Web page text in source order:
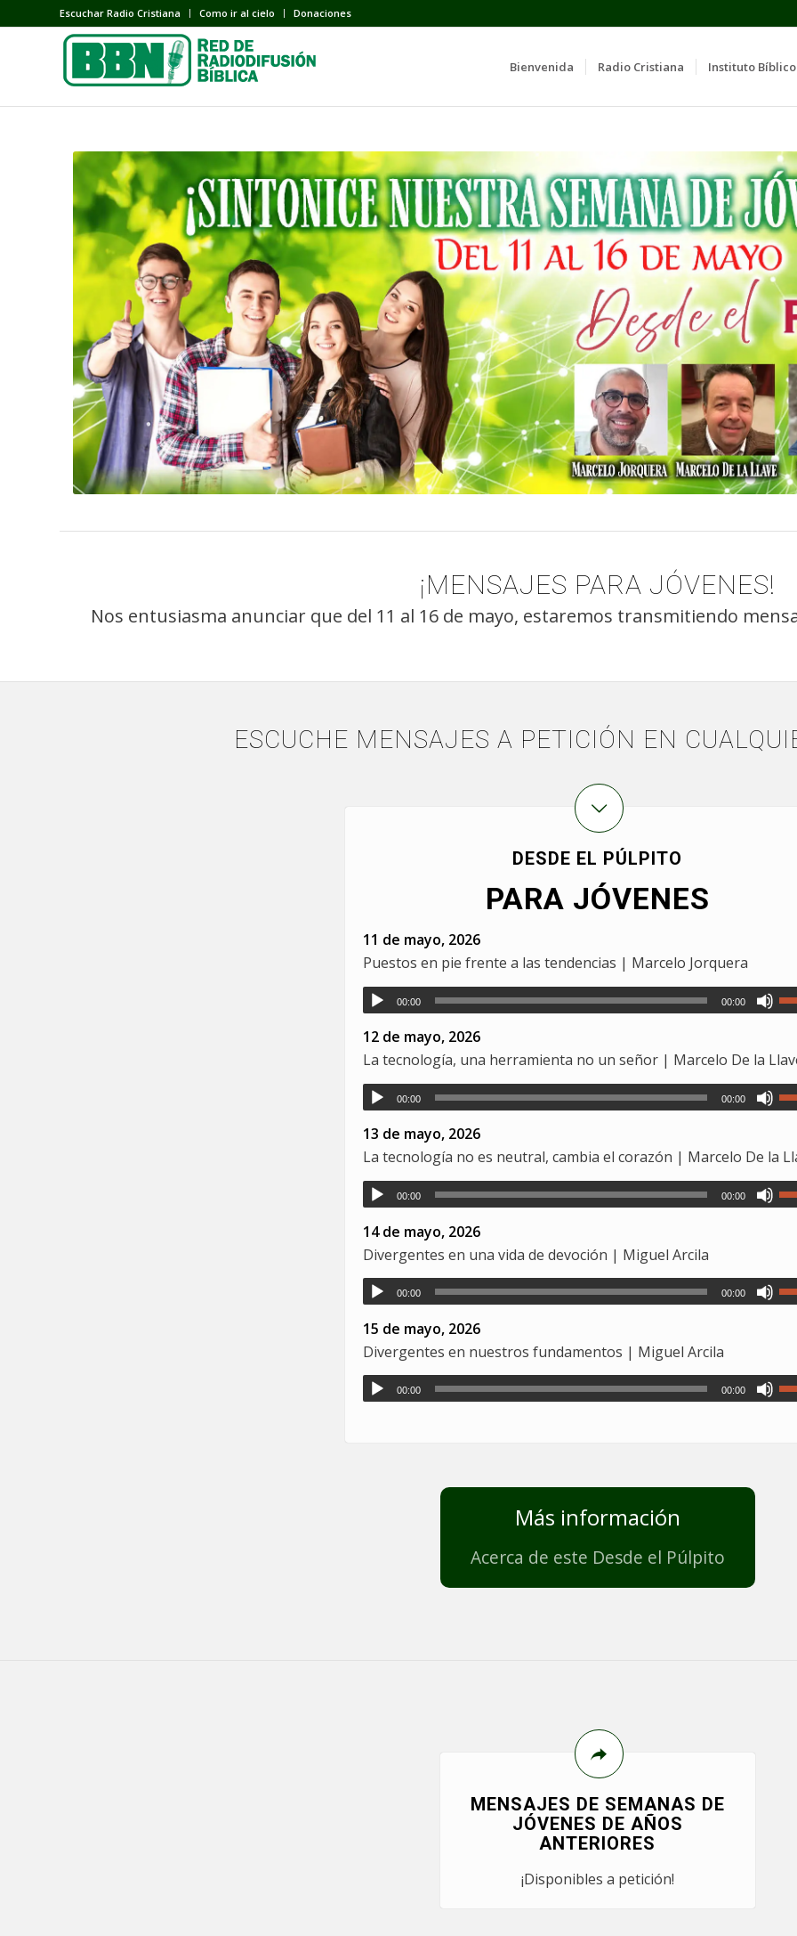
Escuchar Radio Cristiana Como ir al cielo Donaciones
Bienvenida Radio Cristiana Instituto Bíblico
¡MENSAJES PARA JÓVENES!
Nos entusiasma anunciar que del 11 al 16 de mayo, estaremos transmitiendo
ESCUCHE MENSAJES A PETICIÓN EN
DESDE EL PÚLPITO
PARA JÓVENES
11 de mayo, 2026
Puestos en pie frente a las tendencias | Marcelo Jorquera
00:00 00:00
12 de mayo, 2026
La tecnología, una herramienta no un señor | Marcelo De la
00:00 00:00
13 de mayo, 2026
La tecnología no es neutral, cambia el corazón | Marcelo De la
00:00 00:00
14 de mayo, 2026
Divergentes en una vida de devoción | Miguel Arcila
00:00 00:00
15 de mayo, 2026
Divergentes en nuestros fundamentos | Miguel Arcila
00:00 00:00
Más información
Acerca de este Desde el Púlpito
MENSAJES DE SEMANAS DE
JÓVENES DE AÑOS
ANTERIORES
¡Disponibles a petición!